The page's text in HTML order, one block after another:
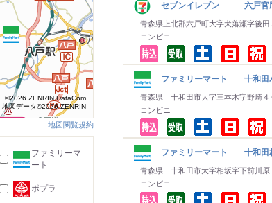
セブンイレブン 六戸官
青森県上北郡六戸町大字犬落瀬字後田
コンビニ
ファミリーマート 十和田
青森県 十和田市大字三本木字野崎４
コンビニ
ファミリーマート 十和田
青森県 十和田市大字相坂字下前川原
コンビニ
©2026 ZENRIN DataCom
地図データ©2026 ZENRIN
地図閲覧規約
ファミリーマ
ート
ポプラ